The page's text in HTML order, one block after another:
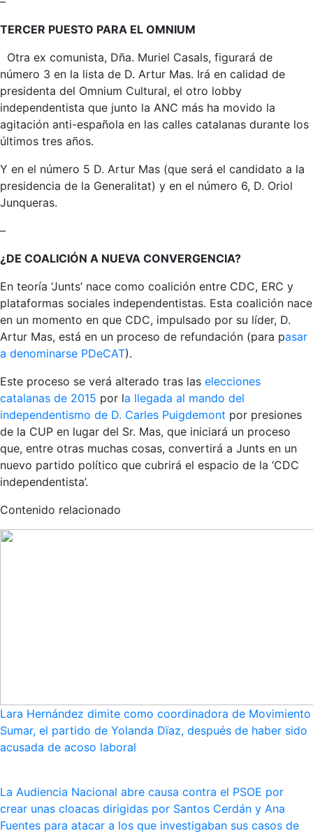
TERCER PUESTO PARA EL OMNIUM
Otra ex comunista, Dña. Muriel Casals, figurará de
número 3 en la lista de D. Artur Mas. Irá en calidad de
presidenta del Omnium Cultural, el otro lobby
independentista que junto la ANC más ha movido la
agitación anti-española en las calles catalanas durante los
últimos tres años.
Y en el número 5 D. Artur Mas (que será el candidato a la
presidencia de la Generalitat) y en el número 6, D. Oriol
Junqueras.
–
¿DE COALICIÓN A NUEVA CONVERGENCIA?
En teoría ‘Junts’ nace como coalición entre CDC, ERC y
plataformas sociales independentistas. Esta coalición nace
en un momento en que CDC, impulsado por su líder, D.
Artur Mas, está en un proceso de refundación (para pasar
a denominarse PDeCAT).
Este proceso se verá alterado tras las elecciones
catalanas de 2015 por la llegada al mando del
independentismo de D. Carles Puigdemont por presiones
de la CUP en lugar del Sr. Mas, que iniciará un proceso
que, entre otras muchas cosas, convertirá a Junts en un
nuevo partido político que cubrirá el espacio de la ‘CDC
independentista’.
Contenido relacionado
Lara Hernández dimite como coordinadora de Movimiento
Sumar, el partido de Yolanda Dïaz, después de haber sido
acusada de acoso laboral
La Audiencia Nacional abre causa contra el PSOE por
crear unas cloacas dirigidas por Santos Cerdán y Ana
Fuentes para atacar a los que investigaban sus casos de